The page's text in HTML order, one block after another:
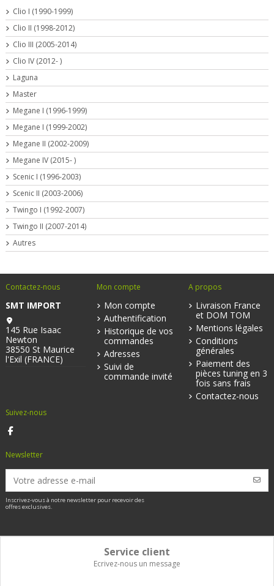
Clio I (1990-1999)
Clio II (1998-2012)
Clio III (2005-2014)
Clio IV (2012- )
Laguna
Master
Megane I (1996-1999)
Megane I (1999-2002)
Megane II (2002-2009)
Megane IV (2015- )
Scenic I (1996-2003)
Scenic II (2003-2006)
Twingo I (1992-2007)
Twingo II (2007-2014)
Autres
Contactez-nous
SMT IMPORT
145 Rue Isaac
Newton
38550 St Maurice
l'Exil (FRANCE)
Mon compte
Mon compte
Authentification
Historique de vos
commandes
Adresses
Suivi de
commande invité
A propos
Livraison France
et DOM TOM
Mentions légales
Conditions
générales
Paiement des
pièces tuning en 3
fois sans frais
Contactez-nous
Suivez-nous
Newsletter
Inscrivez-vous à notre newsletter pour recevoir des
offres exclusives.
Service client
Ecrivez-nous un message